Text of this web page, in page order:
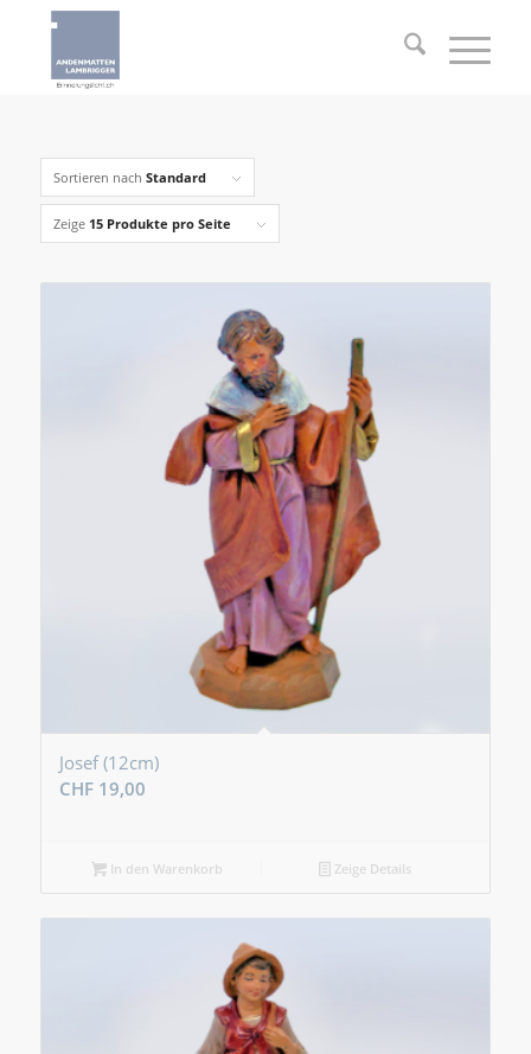
Sortieren nach Standard
Zeige 15 Produkte pro Seite
Josef (12cm)
CHF19,00
In den Warenkorb Zeige Details